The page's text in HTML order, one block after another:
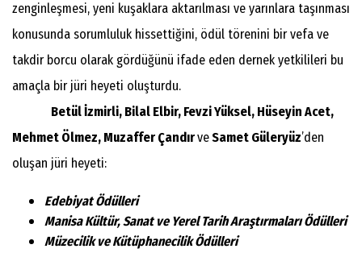
zenginleşmesi, yeni kuşaklara aktarılması ve yarınlara taşınması
konusunda sorumluluk hissettiğini, ödül törenini bir vefa ve
takdir borcu olarak gördüğünü ifade eden dernek yetkilileri bu
amaçla bir jüri heyeti oluşturdu.
Betül İzmirli, Bilal Elbir, Fevzi Yüksel, Hüseyin Acet,
Mehmet Ölmez, Muzaffer ÇandırveSamet Güleryüz’den
oluşan jüri heyeti:
Edebiyat Ödülleri
Manisa Kültür, Sanat ve Yerel Tarih Araştırmaları Ödülleri
Müzecilik ve Kütüphanecilik Ödülleri